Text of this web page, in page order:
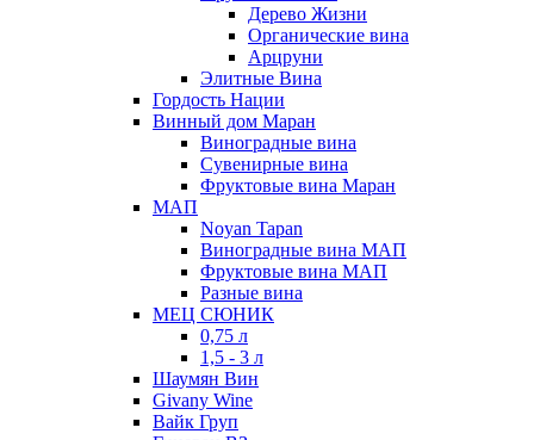
Дерево Жизни
Органические вина
Арцруни
Элитные Вина
Гордость Нации
Винный дом Маран
Виноградные вина
Сувенирные вина
Фруктовые вина Маран
МАП
Noyan Tapan
Виноградные вина МАП
Фруктовые вина МАП
Разные вина
МЕЦ СЮНИК
0,75 л
1,5 - 3 л
Шаумян Вин
Givany Wine
Вайк Груп